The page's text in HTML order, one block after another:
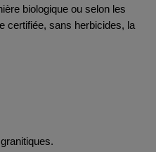
biologique ou selon les
certifiée, sans herbicides, la